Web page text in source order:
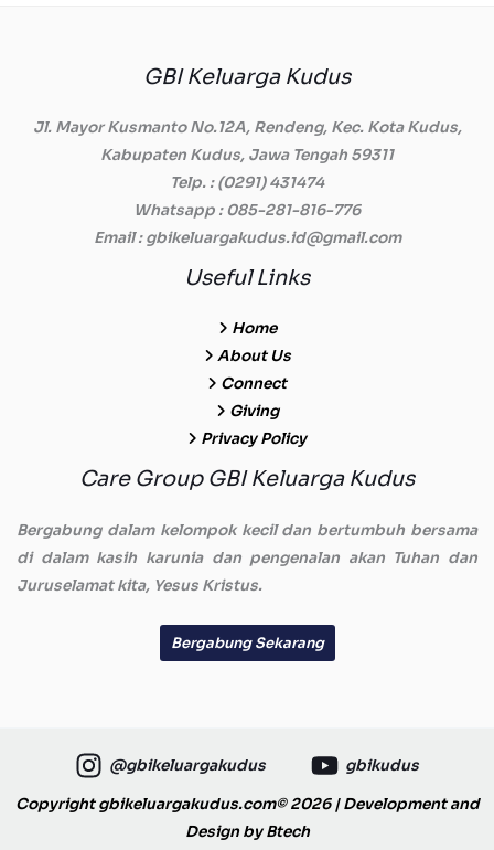
GBI Keluarga Kudus
Jl. Mayor Kusmanto No.12A, Rendeng, Kec. Kota Kudus,
Kabupaten Kudus, Jawa Tengah 59311
Telp. : (0291) 431474
Whatsapp : 085-281-816-776
Email: gbikeluargakudus.id@gmail.com
Useful Links
Home
About Us
Connect
Giving
Privacy Policy
Care Group GBI Keluarga Kudus
Bergabung dalam kelompok kecil dan bertumbuh bersama
di dalam kasih karunia dan pengenalan akan Tuhan dan
Juruselamat kita, Yesus Kristus.
Bergabung Sekarang
@gbikeluargakudus gbikudus
Copyright gbikeluargakudus.com© 2026 | Development and
Design byBtech